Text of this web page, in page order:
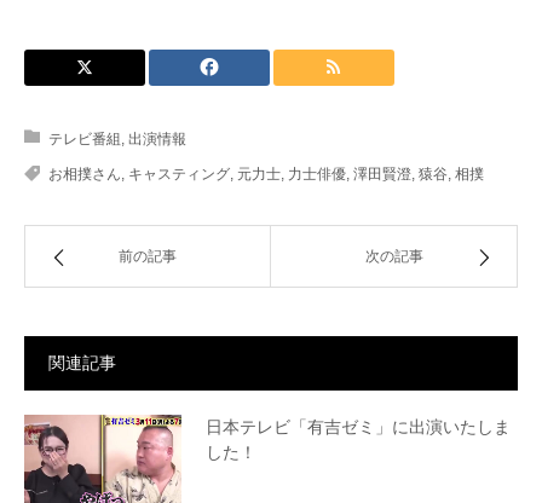
テレビ番組 出演情報
お相撲さん キャスティング 元力士 力士俳優 澤田賢澄 猿谷 相撲
前の記事 次の記事
関連記事
日本テレビ「有吉ゼミ」に出演いたしま
した！